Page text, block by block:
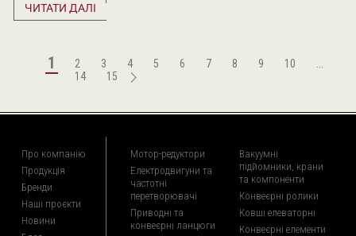
ЧИТАТИ ДАЛІ
1 2 3 4 5 6 7 8 9 10
14
15
Про компанію
Продукція
Бренди
Наші проєкти
Новини
Мотор-редуктори
Електродвигуни та
частотні
перетворювачі
Приводні та
конвеєрні ланцюги
Вакуумні
підйомники, крани
та компоненти
Конвеєрні ролики
Ковші елеваторні
Конвеєрні елементи